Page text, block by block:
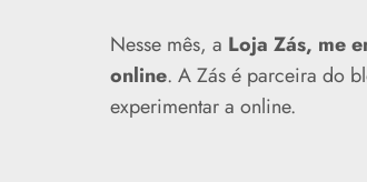
Nesse mês, a Loja Zás, me
online. A Zás é parceira do
experimentar a online.